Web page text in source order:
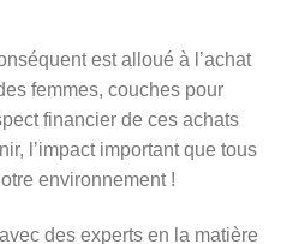
est alloué à l’achat
femmes, couches pour
financier de ces achats
l’impact important que tous
environnement !
des experts en la matière